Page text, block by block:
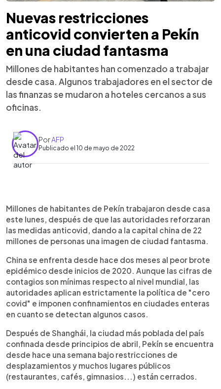
Nuevas restricciones
anticovid convierten a Pekín
en una ciudad fantasma
Millones de habitantes han comenzado a trabajar
desde casa. Algunos trabajadores en el sector de
las finanzas se mudaron a hoteles cercanos a sus
oficinas.
PorAFP
Publicado el 10 de mayo de 2022
Escuchar artículo
Millones de habitantes de Pekín trabajaron desde casa
este lunes, después de que las autoridades reforzaran
las medidas anticovid, dando a la capital china de 22
millones de personas una imagen de ciudad fantasma.
China se enfrenta desde hace dos meses al peor brote
epidémico desde inicios de 2020. Aunque las cifras de
contagios son mínimas respecto al nivel mundial, las
autoridades aplican estrictamente la política de "cero
covid" e imponen confinamientos en ciudades enteras
en cuanto se detectan algunos casos.
Después de Shanghái, la ciudad más poblada del país
confinada desde principios de abril, Pekín se encuentra
desde hace una semana bajo restricciones de
desplazamientos y muchos lugares públicos
(restaurantes, cafés, gimnasios...) están cerrados.